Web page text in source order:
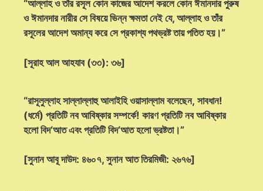
“আল্লাহ ও তাঁর রসূল কোন কাজের আদেশ করলে কোন ঈমানদার পুরুষ
ও ঈমানদার নারীর সে বিষয়ে ভিন্ন ক্ষমতা নেই যে, আল্লাহ ও তাঁর
রসূলের আদেশ অমান্য করে সে প্রকাশ্য পথভ্রষ্ট তায় পতিত হয়।”
[সূরাহ আল আহযাব (৩৩): ৩৬]
“রাসূলুল্লাহ সাল্লাল্লাহু আলাইহি ওয়াসাল্লাম বলেছেন, সাবধান!
(ধর্মে) প্রতিটি নব আবিষ্কার সম্পর্কে! কারণ প্রতিটি নব আবিষ্কার
হলো বিদ‘আত এবং প্রতিটি বিদ‘আত হলো ভ্রষ্টতা।”
[সুনান আবূ দাউদ: ৪৬০৭, সুনান আত তিরমিজী: ২৬৭৬]